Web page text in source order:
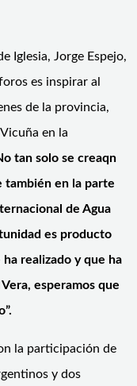
Iglesia, Jorge Espejo,
es inspirar al
de la provincia,
en la
tan solo se creaqn
también en la parte
de Agua
es producto
realizado y que ha
esperamos que
la participación de
y dos